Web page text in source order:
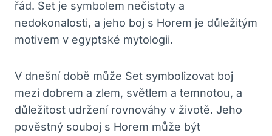
řád. Set je symbolem nečistoty a
nedokonalosti, a jeho boj s Horem je důležitým
motivem v egyptské mytologii.
V dnešní době může Set symbolizovat boj
mezi dobrem a zlem, světlem a temnotou, a
důležitost udržení rovnováhy v životě. Jeho
pověstný souboj s Horem může být